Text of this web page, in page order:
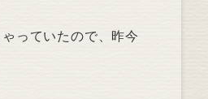
っていたので、昨今